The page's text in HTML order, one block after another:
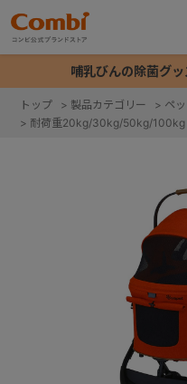
哺乳びんの除菌グ
トップ > 製品カテゴリー > ペ
> 耐荷重20kg/30kg/50kg/100kg